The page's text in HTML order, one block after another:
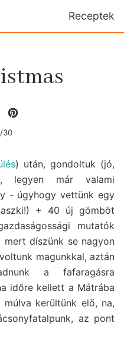
Receptek
30
) után, gondoltuk (jó,
legyen már valami
- úgyhogy vettünk egy
+ 40 új gömböt
mutatók
mert díszünk se nagyon
magunkkal, aztán
a fafaragásra
időre kellett a Mátrába
kerültünk elő, na,
az pont